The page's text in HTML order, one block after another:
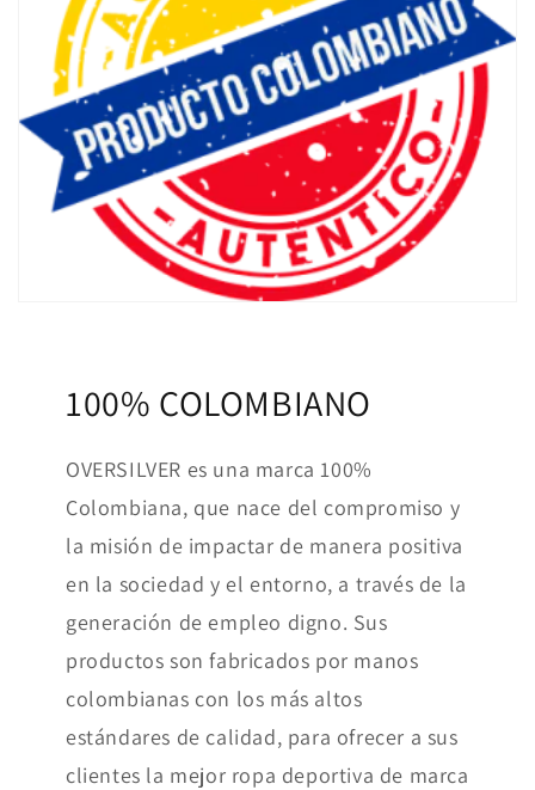
100% COLOMBIANO
OVERSILVER es una marca 100%
Colombiana, que nace del compromiso y
la misión de impactar de manera positiva
en la sociedad y el entorno, a través de la
generación de empleo digno. Sus
productos son fabricados por manos
colombianas con los más altos
estándares de calidad, para ofrecer a sus
clientes la mejor ropa deportiva de marca